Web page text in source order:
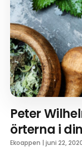
Peter
örterna i
Ekoappen | juni 22,